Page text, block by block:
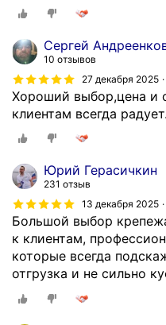
Сергей
10 отзывов
27 декабря 2025
Хороший выбор,цена и
клиентам всегда
Юрий Герасичкин
231 отзыв
13 декабря 2025
Большой выбор
к клиентам,
которые всегда
отгрузка и не сильно